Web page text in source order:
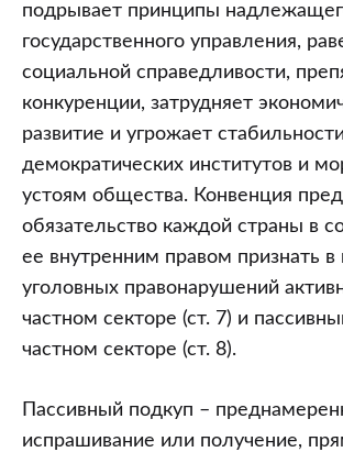
подрывает принципы
государственного управления,
социальной справедливости,
конкуренции, затрудняет
развитие и угрожает стабильности
демократических институтов и
устоям общества. Конвенция
обязательство каждой страны в
ее внутренним правом признать в
уголовных правонарушений
частном секторе (ст. 7) и
частном секторе (ст. 8).
Пассивный подкуп –
испрашивание или получение,